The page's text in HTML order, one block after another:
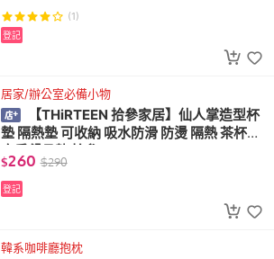
(1)
登記
居家/辦公室必備小物
【THiRTEEN 拾參家居】仙人掌造型杯
墊 隔熱墊 可收納 吸水防滑 防燙 隔熱 茶杯墊
廚房餐具墊 拾參
$260 $290
登記
韓系咖啡廳抱枕